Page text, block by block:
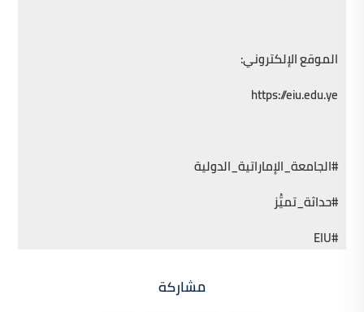
الموقع الإلكتروني:
https://eiu.edu.ye
#الجامعة_الإماراتية_الدولية
#حداثة_تميُّز
#EIU
مشاركة